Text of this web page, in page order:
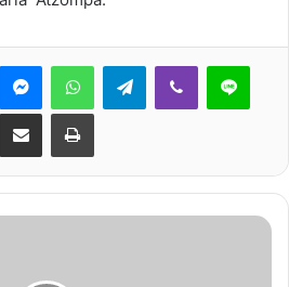
MessengerWhatsAppTelegramViber Line
Share via Email Print